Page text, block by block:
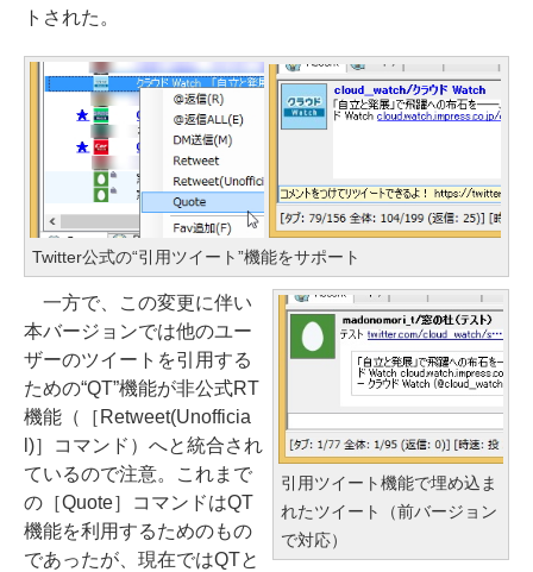
トされた。
Twitter公式の“引用ツイート”機能をサポート
引用ツイート機能で埋め込ま
れたツイート（前バージョン
で対応）
一方で、この変更に伴い
本バージョンでは他のユー
ザーのツイートを引用する
ための“QT”機能が非公式RT
機能（［Retweet(Unofficia
l)］コマンド）へと統合され
ているので注意。これまで
の［Quote］コマンドはQT
機能を利用するためのもの
であったが、現在ではQTと